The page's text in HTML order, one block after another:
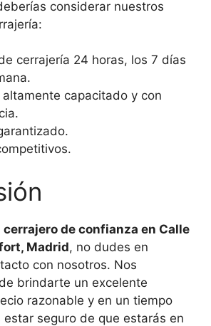
considerar nuestros
cerrajería 24 horas, los 7 días
altamente capacitado y con
cerrajero de confianza en Calle
Madrid, no dudes en
con nosotros. Nos
brindarte un excelente
razonable y en un tiempo
estar seguro de que estarás en